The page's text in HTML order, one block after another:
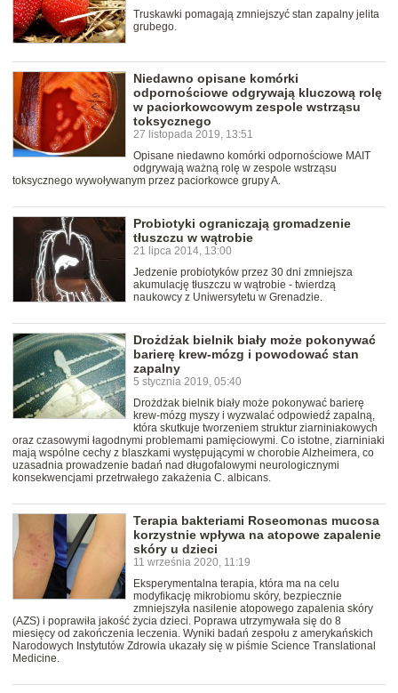
Truskawki pomagają zmniejszyć stan zapalny jelita
grubego.
Niedawno opisane komórki
odpornościowe odgrywają kluczową rolę
w paciorkowcowym zespole wstrząsu
toksycznego
27 listopada 2019, 13:51
Opisane niedawno komórki odpornościowe MAIT
odgrywają ważną rolę w zespole wstrząsu
toksycznego wywoływanym przez paciorkowce grupy A.
Probiotyki ograniczają gromadzenie
tłuszczu w wątrobie
21 lipca 2014, 13:00
Jedzenie probiotyków przez 30 dni zmniejsza
akumulację tłuszczu w wątrobie - twierdzą
naukowcy z Uniwersytetu w Grenadzie.
Drożdżak bielnik biały może pokonywać
barierę krew-mózg i powodować stan
zapalny
5 stycznia 2019, 05:40
Drożdżak bielnik biały może pokonywać barierę
krew-mózg myszy i wyzwalać odpowiedź zapalną,
która skutkuje tworzeniem struktur ziarniniakowych
oraz czasowymi łagodnymi problemami pamięciowymi. Co istotne, ziarniniaki
mają wspólne cechy z blaszkami występującymi w chorobie Alzheimera, co
uzasadnia prowadzenie badań nad długofalowymi neurologicznymi
konsekwencjami przetrwałego zakażenia C. albicans.
Terapia bakteriami Roseomonas mucosa
korzystnie wpływa na atopowe zapalenie
skóry u dzieci
11 września 2020, 11:19
Eksperymentalna terapia, która ma na celu
modyfikację mikrobiomu skóry, bezpiecznie
zmniejszyła nasilenie atopowego zapalenia skóry
(AZS) i poprawiła jakość życia dzieci. Poprawa utrzymywała się do 8
miesięcy od zakończenia leczenia. Wyniki badań zespołu z amerykańskich
Narodowych Instytutów Zdrowia ukazały się w piśmie Science Translational
Medicine.